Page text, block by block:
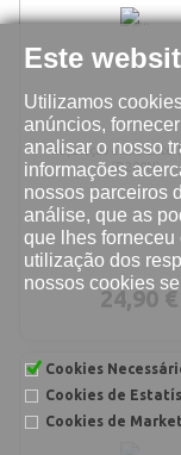
Este
Utilizamos
anúncios,
analisar o nosso
informações
nossos parceiros
análise, que as
que lhes forneceu
utilização dos
nossos cookies
Cookies
Cookies de
Cookies de
Reparação altifalante
(D280N)
24,90 €